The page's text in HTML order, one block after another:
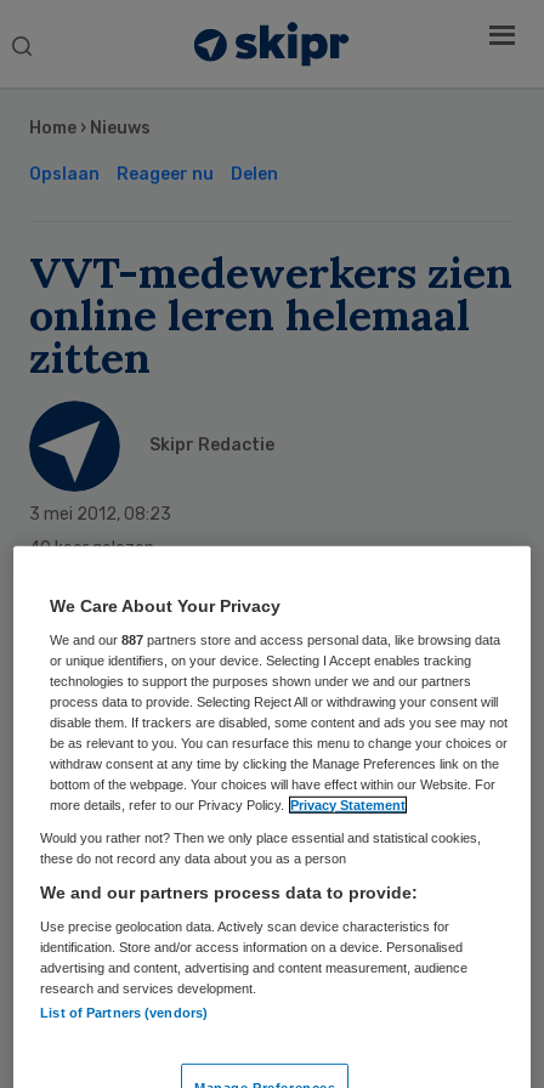
Search
Home › Nieuws
Opslaan Reageer nu Delen
VVT-medewerkers zien
online leren helemaal
zitten
Skipr Redactie
3 mei 2012, 08:23
40 keer gelezen
Ruim negen van de tien medewerkers in
verpleging-, verzorging- en
thuiszorginstellingen (VVT) staan uiterst
positief tegenover opleiden via internet.
Dat blijkt uit het sectorbrede onderzoek ‘E-
learning in de VVT’, uitgevoerd door zeven
VVT-instellingen verenigd in het e-learning
netwerk Zorg Leren VVT.
In het kader van het onderzoek werden
verschillende e-learning modules door
zowel praktijkopleiders als medewerkers
toepasbaarheid en effectiviteit voor de
Sidebar
We Care About Your Privacy
We and our887 partners store and access personal data, like browsing data
or unique identifiers, on your device. Selecting I Accept enables tracking
technologies to support the purposes shown under we and our partners
process data to provide. Selecting Reject All or withdrawing your consent will
disable them. If trackers are disabled, some content and ads you see may not
be as relevant to you. You can resurface this menu to change your choices or
withdraw consent at any time by clicking the Manage Preferences link on the
bottom of the webpage. Your choices will have effect within our Website. For
more details, refer to our Privacy Policy.
Privacy Statement
Would you rather not? Then we only place essential and statistical cookies,
these do not record any data about you as a person
We and our partners process data to provide:
Use precise geolocation data. Actively scan device characteristics for
identification. Store and/or access information on a device. Personalised
advertising and content, advertising and content measurement, audience
research and services development.
List of Partners (vendors)